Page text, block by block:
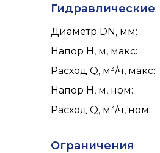
Гидравлические
Диаметр DN, мм:
Напор H, м, макс:
Расход Q, м³/ч, макс:
Напор H, м, ном:
Расход Q, м³/ч, ном:
Ограничения